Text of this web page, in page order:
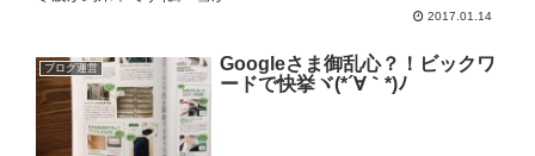
2017.01.14
ブログ運営
Googleさま御乱心？！ビックワ
ードで快挙ヾ(*´∀｀*)ﾉ